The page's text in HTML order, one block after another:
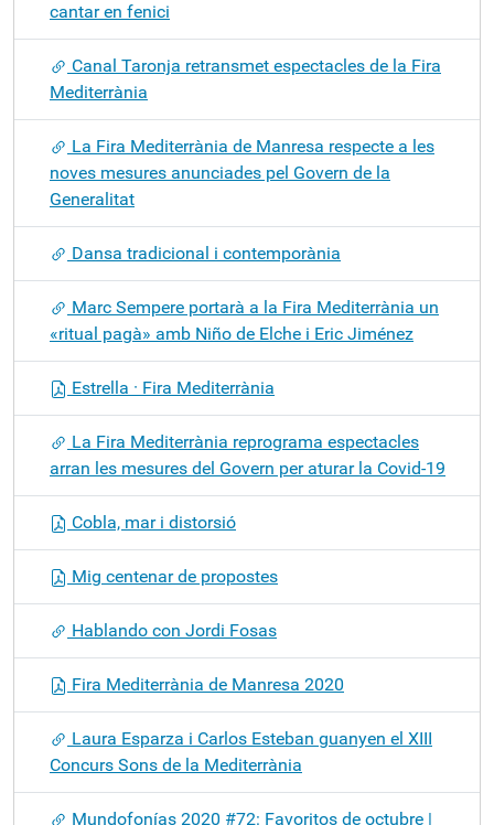
cantar en fenici
Canal Taronja retransmet espectacles de la Fira
Mediterrània
La Fira Mediterrània de Manresa respecte a les
noves mesures anunciades pel Govern de la
Generalitat
Dansa tradicional i contemporània
Marc Sempere portarà a la Fira Mediterrània un
«ritual pagà» amb Niño de Elche i Eric Jiménez
Estrella · Fira Mediterrània
La Fira Mediterrània reprograma espectacles
arran les mesures del Govern per aturar la Covid-19
Cobla, mar i distorsió
Mig centenar de propostes
Hablando con Jordi Fosas
Fira Mediterrània de Manresa 2020
Laura Esparza i Carlos Esteban guanyen el XIII
Concurs Sons de la Mediterrània
Mundofonías 2020 #72: Favoritos de octubre |